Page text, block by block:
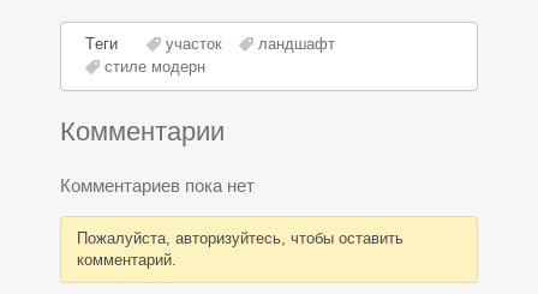
Теги участок
ландшафт
стиле модерн
Комментарии
Комментариев пока нет
Пожалуйста, авторизуйтесь, чтобы оставить
комментарий.